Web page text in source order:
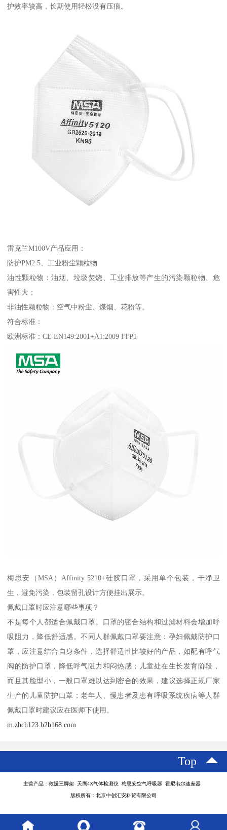
护效率较高，长期使用轻松没有压痕。
雷克兰M100V产品应用：
防护PM2.5、工业粉尘颗粒物
油性颗粒物：油烟、垃圾焚烧、工业排放等产生的污染颗粒物、危
害性大；
非油性颗粒物：空气中粉尘、煤烟、花粉等。
符合标准：
欧洲标准：CE EN149:2001+A1:2009 FFP1
梅思安（MSA）Affinity 5210+硅胶口罩，采用单个包装，干净卫
生，避免污染，包装留孔设计方便挂出展示。
佩戴口罩时应注意哪些事项？
不是每个人都适合佩戴口罩。口罩的密合结构和过滤材料会增加呼
吸阻力，降低舒适感。不同人群佩戴口罩要注意：孕妇佩戴防护口
罩，应注意结合自身条件，选择舒适性比较好的产品，如配有呼气
阀的防护口罩，降低呼气阻力和闷热感；儿童处在生长发育阶段，
而且其脸型小，一般口罩难以达到密合的效果，建议选择正规厂家
生产的儿童防护口罩；老年人、慢患者及患有呼吸系统疾病等人群
佩戴口罩时建议应在医师下使用。
m.zhch123.b2b168.com
Top
主营产品：救援三脚架 天鹰4X气体检测仪 梅思安空气呼吸器 霍尼韦尔速差器
版权所有：北京中创汇安科贸有限公司